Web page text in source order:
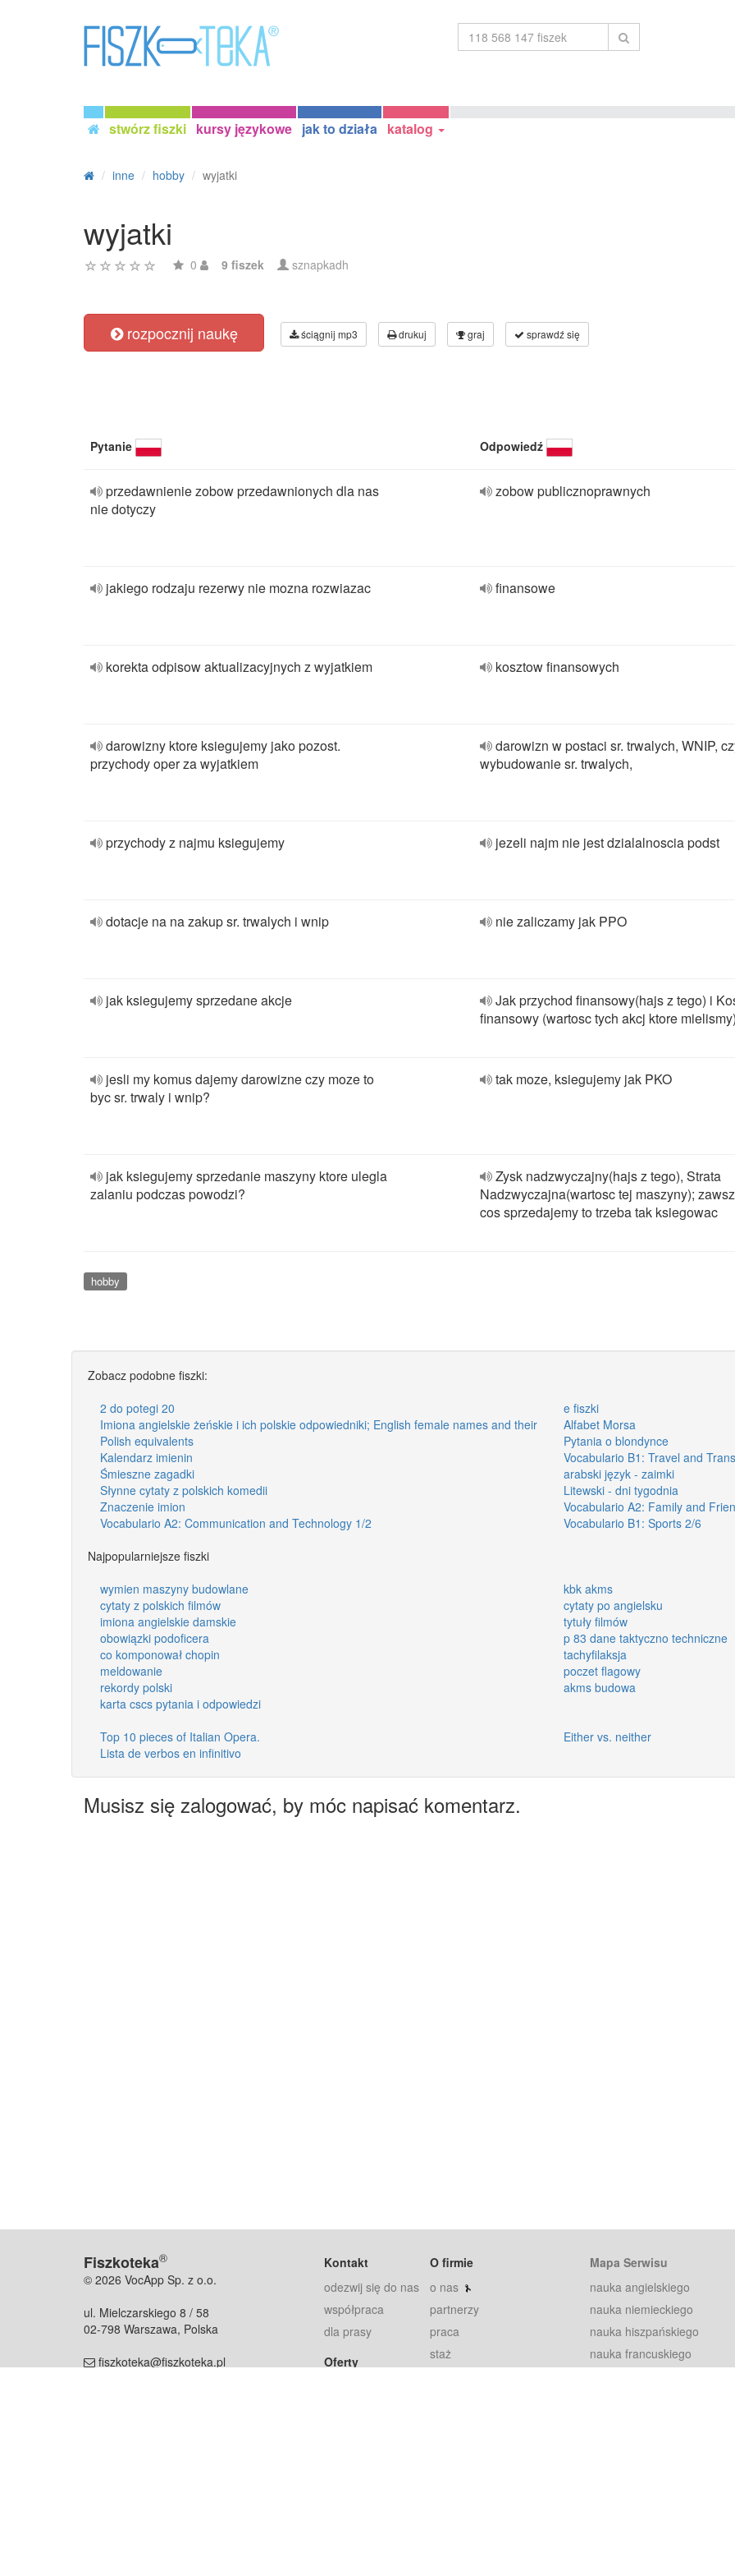
stwórz fiszki kursy językowe jak to działa katalog
inne hobby wyjatki
wyjatki
0 9 fiszek sznapkadh
rozpocznij naukę ściągnij mp3 drukuj graj sprawdź się
Pytanie Odpowiedź
przedawnienie zobow przedawnionych dla nas
nie dotyczy
zobow publicznoprawnych
jakiego rodzaju rezerwy nie mozna rozwiazac finansowe
korekta odpisow aktualizacyjnych z wyjatkiem kosztow finansowych
darowizny ktore ksiegujemy jako pozost.
przychody oper za wyjatkiem
darowizn w postaci sr. trwalych, WNIP,
wybudowanie sr. trwalych,
przychody z najmu ksiegujemy jezeli najm nie jest dzialalnoscia podst
dotacje na na zakup sr. trwalych i wnip nie zaliczamy jak PPO
jak ksiegujemy sprzedane akcje
Jak przychod finansowy(hajs z tego) i
finansowy (wartosc tych akcj ktore mielismy)
jesli my komus dajemy darowizne czy moze to
byc sr. trwaly i wnip?
tak moze, ksiegujemy jak PKO
jak ksiegujemy sprzedanie maszyny ktore ulegla
zalaniu podczas powodzi?
Zysk nadzwyczajny(hajs z tego), Strata
Nadzwyczajna(wartosc tej maszyny);
cos sprzedajemy to trzeba tak ksiegowac
hobby
Zobacz podobne fiszki:
2 do potegi 20
e fiszki
Imiona angielskie żeńskie i ich polskie odpowiedniki; English female names and their
Polish equivalents
Alfabet Morsa
Pytania o blondynce
Kalendarz imienin
Vocabulario B1: Travel and
Śmieszne zagadki
arabski język - zaimki
Słynne cytaty z polskich komedii
Litewski - dni tygodnia
Znaczenie imion
Vocabulario A2: Family and
Vocabulario A2: Communication and Technology 1/2
Vocabulario B1: Sports 2/6
Najpopularniejsze fiszki
wymien maszyny budowlane
kbk akms
cytaty z polskich filmów
cytaty po angielsku
imiona angielskie damskie
tytuły filmów
obowiązki podoficera
p 83 dane taktyczno techniczne
co komponował chopin
tachyfilaksja
meldowanie
poczet flagowy
rekordy polski
akms budowa
karta cscs pytania i odpowiedzi
Top 10 pieces of Italian Opera.
Either vs. neither
Lista de verbos en infinitivo
Musisz się zalogować, by móc napisać komentarz.
Fiszkoteka®
© 2026 VocApp Sp. z o.o.
ul. Mielczarskiego 8 / 58
02-798 Warszawa, Polska
fiszkoteka@fiszkoteka.pl
Kontakt
odezwij się do nas
współpraca
dla prasy
Oferty
O firmie
o nas
partnerzy
praca
staż
Mapa Serwisu
nauka angielskiego
nauka niemieckiego
nauka hiszpańskiego
nauka francuskiego